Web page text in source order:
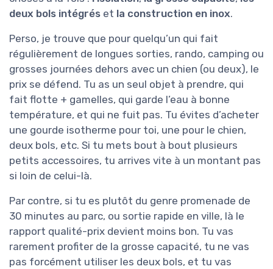
deux bols intégrés et la construction en inox.
Perso, je trouve que pour quelqu’un qui fait
régulièrement de longues sorties, rando, camping ou
grosses journées dehors avec un chien (ou deux), le
prix se défend. Tu as un seul objet à prendre, qui
fait flotte + gamelles, qui garde l’eau à bonne
température, et qui ne fuit pas. Tu évites d’acheter
une gourde isotherme pour toi, une pour le chien,
deux bols, etc. Si tu mets bout à bout plusieurs
petits accessoires, tu arrives vite à un montant pas
si loin de celui-là.
Par contre, si tu es plutôt du genre promenade de
30 minutes au parc, ou sortie rapide en ville, là le
rapport qualité-prix devient moins bon. Tu vas
rarement profiter de la grosse capacité, tu ne vas
pas forcément utiliser les deux bols, et tu vas